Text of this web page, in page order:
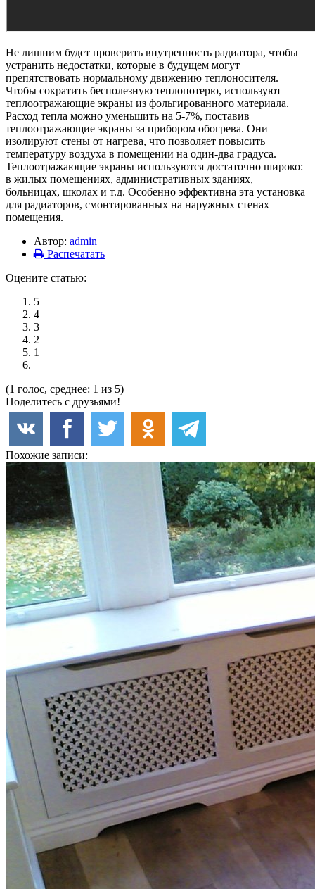
Не лишним будет проверить внутренность радиатора, чтобы
устранить недостатки, которые в будущем могут
препятствовать нормальному движению теплоносителя.
Чтобы сократить бесполезную теплопотерю, используют
теплоотражающие экраны из фольгированного материала.
Расход тепла можно уменьшить на 5-7%, поставив
теплоотражающие экраны за прибором обогрева. Они
изолируют стены от нагрева, что позволяет повысить
температуру воздуха в помещении на один-два градуса.
Теплоотражающие экраны используются достаточно широко:
в жилых помещениях, административных зданиях,
больницах, школах и т.д. Особенно эффективна эта установка
для радиаторов, смонтированных на наружных стенах
помещения.
Автор: admin
Распечатать
Оцените статью:
5
4
3
2
1
(1 голос, среднее: 1 из 5)
Поделитесь с друзьями!
Похожие записи: